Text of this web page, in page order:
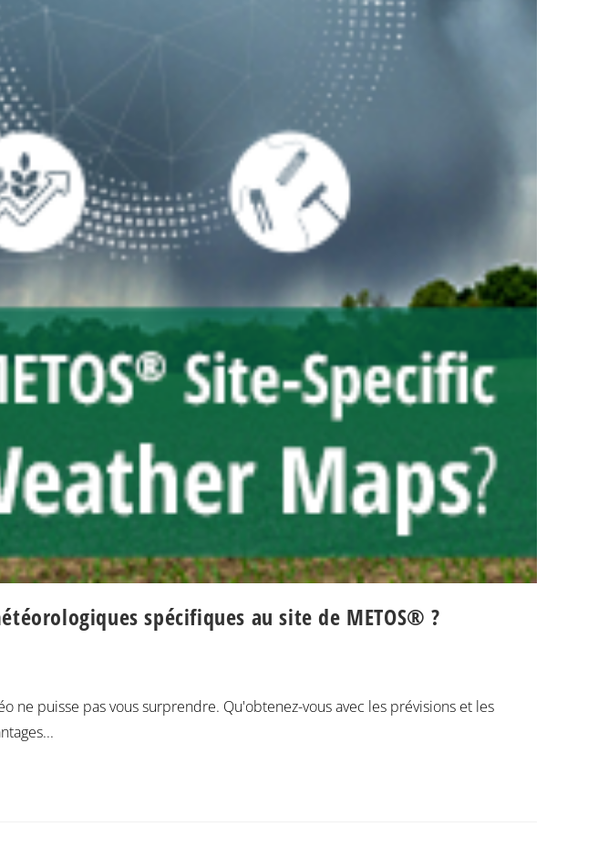
spécifiques au site de METOS® ?
ne puisse pas vous surprendre. Qu'obtenez-vous avec les prévisions et les